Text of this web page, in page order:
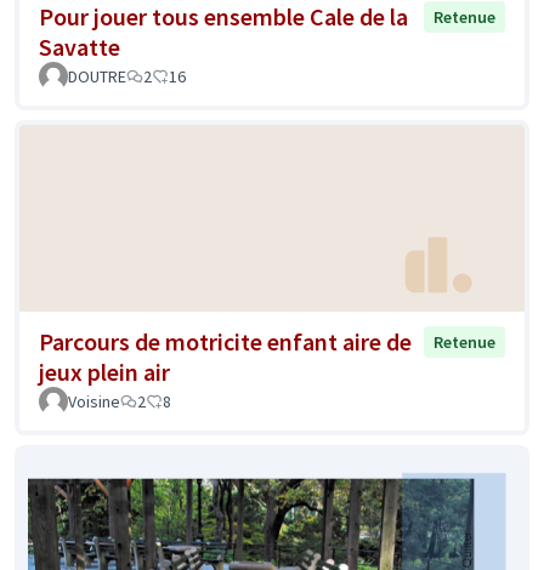
Pour jouer tous ensemble Cale de la
Savatte
Retenue
DOUTRE 2 16
Parcours de motricite enfant aire de
jeux plein air
Retenue
Voisine 2 8